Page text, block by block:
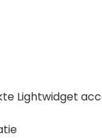
Lightwidget